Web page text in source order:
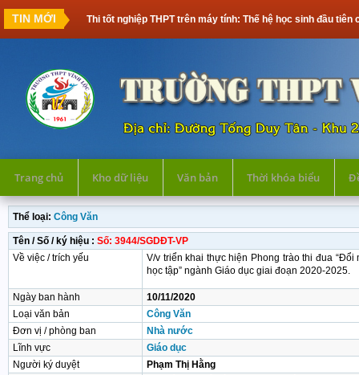
TIN MỚI Thi tốt nghiệp THPT trên máy tính: Thế hệ học sinh đầu tiên
Trang chủ Kho dữ liệu Văn bản Thời khóa biểu
Thể loại: Công Văn
Tên / Số / ký hiệu : Số: 3944/SGDĐT-VP
Về việc / trích yếu
V/v triển khai thực hiện Phong trào thi đua
học tập” ngành Giáo dục giai đoạn 2020-2025.
Ngày ban hành
10/11/2020
Loại văn bản
Công Văn
Đơn vị / phòng ban
Nhà nước
Lĩnh vực
Giáo dục
Người ký duyệt
Phạm Thị Hằng